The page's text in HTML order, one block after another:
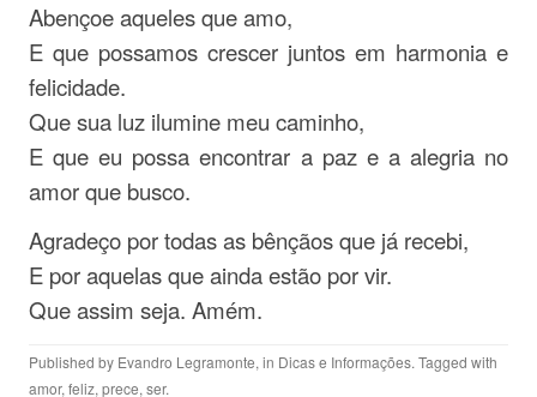
Abençoe aqueles que amo,
E que possamos crescer juntos em harmonia e
felicidade.
Que sua luz ilumine meu caminho,
E que eu possa encontrar a paz e a alegria no
amor que busco.
Agradeço por todas as bênçãos que já recebi,
E por aquelas que ainda estão por vir.
Que assim seja. Amém.
Published by Evandro Legramonte, in Dicas e Informações. Tagged with
amor, feliz, prece, ser.